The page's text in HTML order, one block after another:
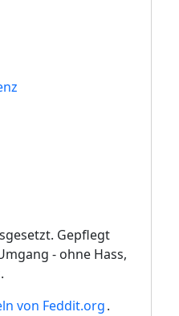
Gepflegt
- ohne Hass,
von Feddit.org.